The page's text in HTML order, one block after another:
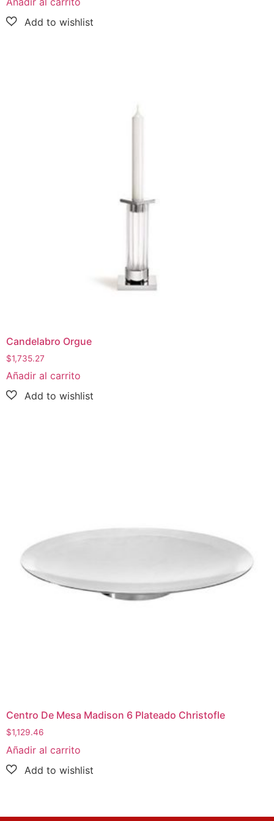
Candelabro Orgue
$1,735.27
Añadir al carrito
Centro De Mesa Madison 6 Plateado Christofle
$1,129.46
Añadir al carrito